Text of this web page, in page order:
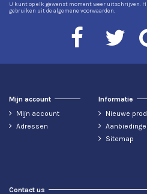
U kunt op elk gewenst moment weer uitschrijven.
gebruiken uit de algemene voorwaarden.
Mijn account
Mijn account
Adressen
Informatie
Nieuwe
Sitemap
Contact us